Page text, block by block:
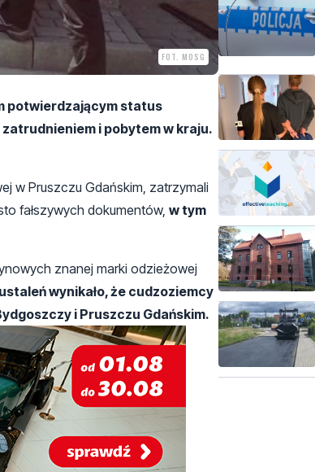
FOT. MOSG
potwierdzającym status
i pobytem w kraju.
w Pruszczu Gdańskim, zatrzymali
fałszywych dokumentów, w tym
znanej marki odzieżowej
wynikało, że cudzoziemcy
i Pruszczu Gdańskim.